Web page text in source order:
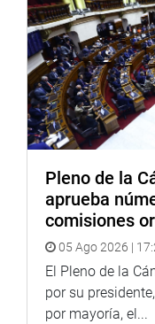
Más información en
http://
Facebook: https://
fref=ts<https://
Twitter: https://
Youtube: http://
Soundcloud: https://
Pleno de la
aprueba
comisiones
05 Ago 2026 |
El Pleno de la
por su
por mayoría, el...